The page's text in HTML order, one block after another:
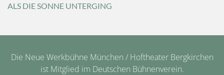
ALS DIE SONNE UNTERGING
Die Neue Werkbühne München / Hoftheater Bergkirchen
ist Mitglied im Deutschen Bühnenverein.